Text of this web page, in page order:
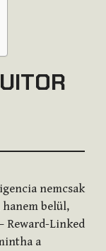
nemcsak
hanem belül,
Reward-Linked
a